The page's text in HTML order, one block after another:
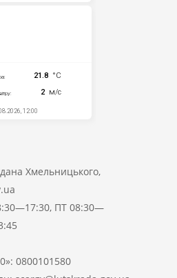
Хмельницького,
ПТ 08:30—
0800101580